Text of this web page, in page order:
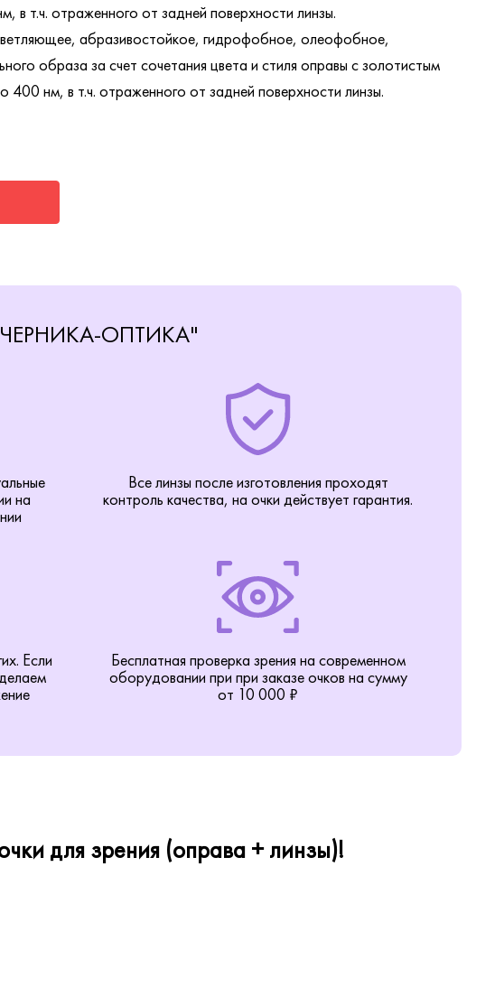
т.ч. отраженного от задней поверхности линзы.
абразивостойкое, гидрофобное, олеофобное,
образа за счет сочетания цвета и стиля оправы с золотистым
нм, в т.ч. отраженного от задней поверхности линзы.
ОПТИКА"
на
Все линзы после изготовления проходят
контроль качества, на очки действует гарантия.
Если
Бесплатная проверка зрения на современном
оборудовании при при заказе очков на сумму
от 10 000 ₽
для зрения (оправа + линзы)!